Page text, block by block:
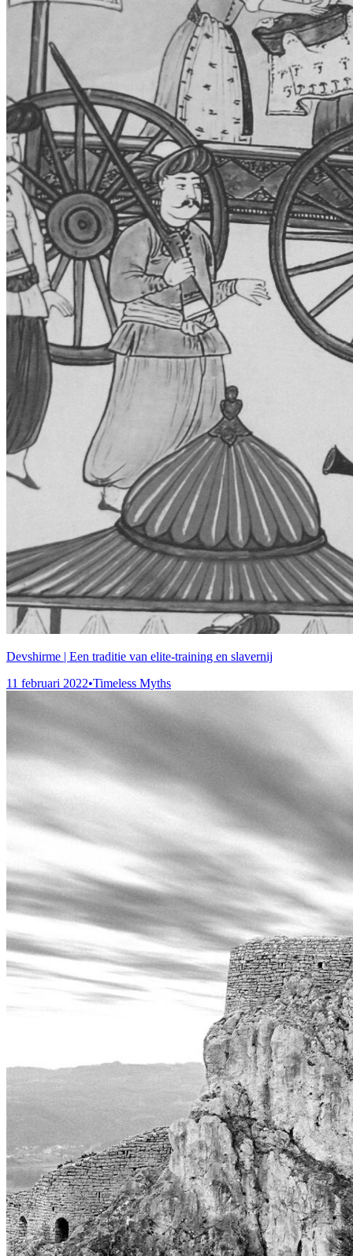
Devshirme | Een traditie van elite-training en slavernij
11 februari 2022•Timeless Myths